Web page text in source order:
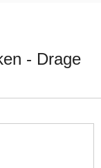
- Drage